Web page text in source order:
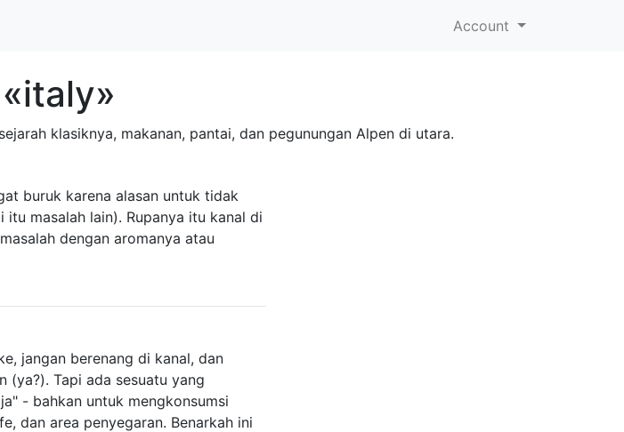
Account
klasiknya, makanan, pantai, dan pegunungan Alpen di utara.
buruk karena alasan untuk tidak
masalah lain). Rupanya itu kanal di
dengan aromanya atau
jangan berenang di kanal, dan
(ya?). Tapi ada sesuatu yang
- bahkan untuk mengkonsumsi
dan area penyegaran. Benarkah ini